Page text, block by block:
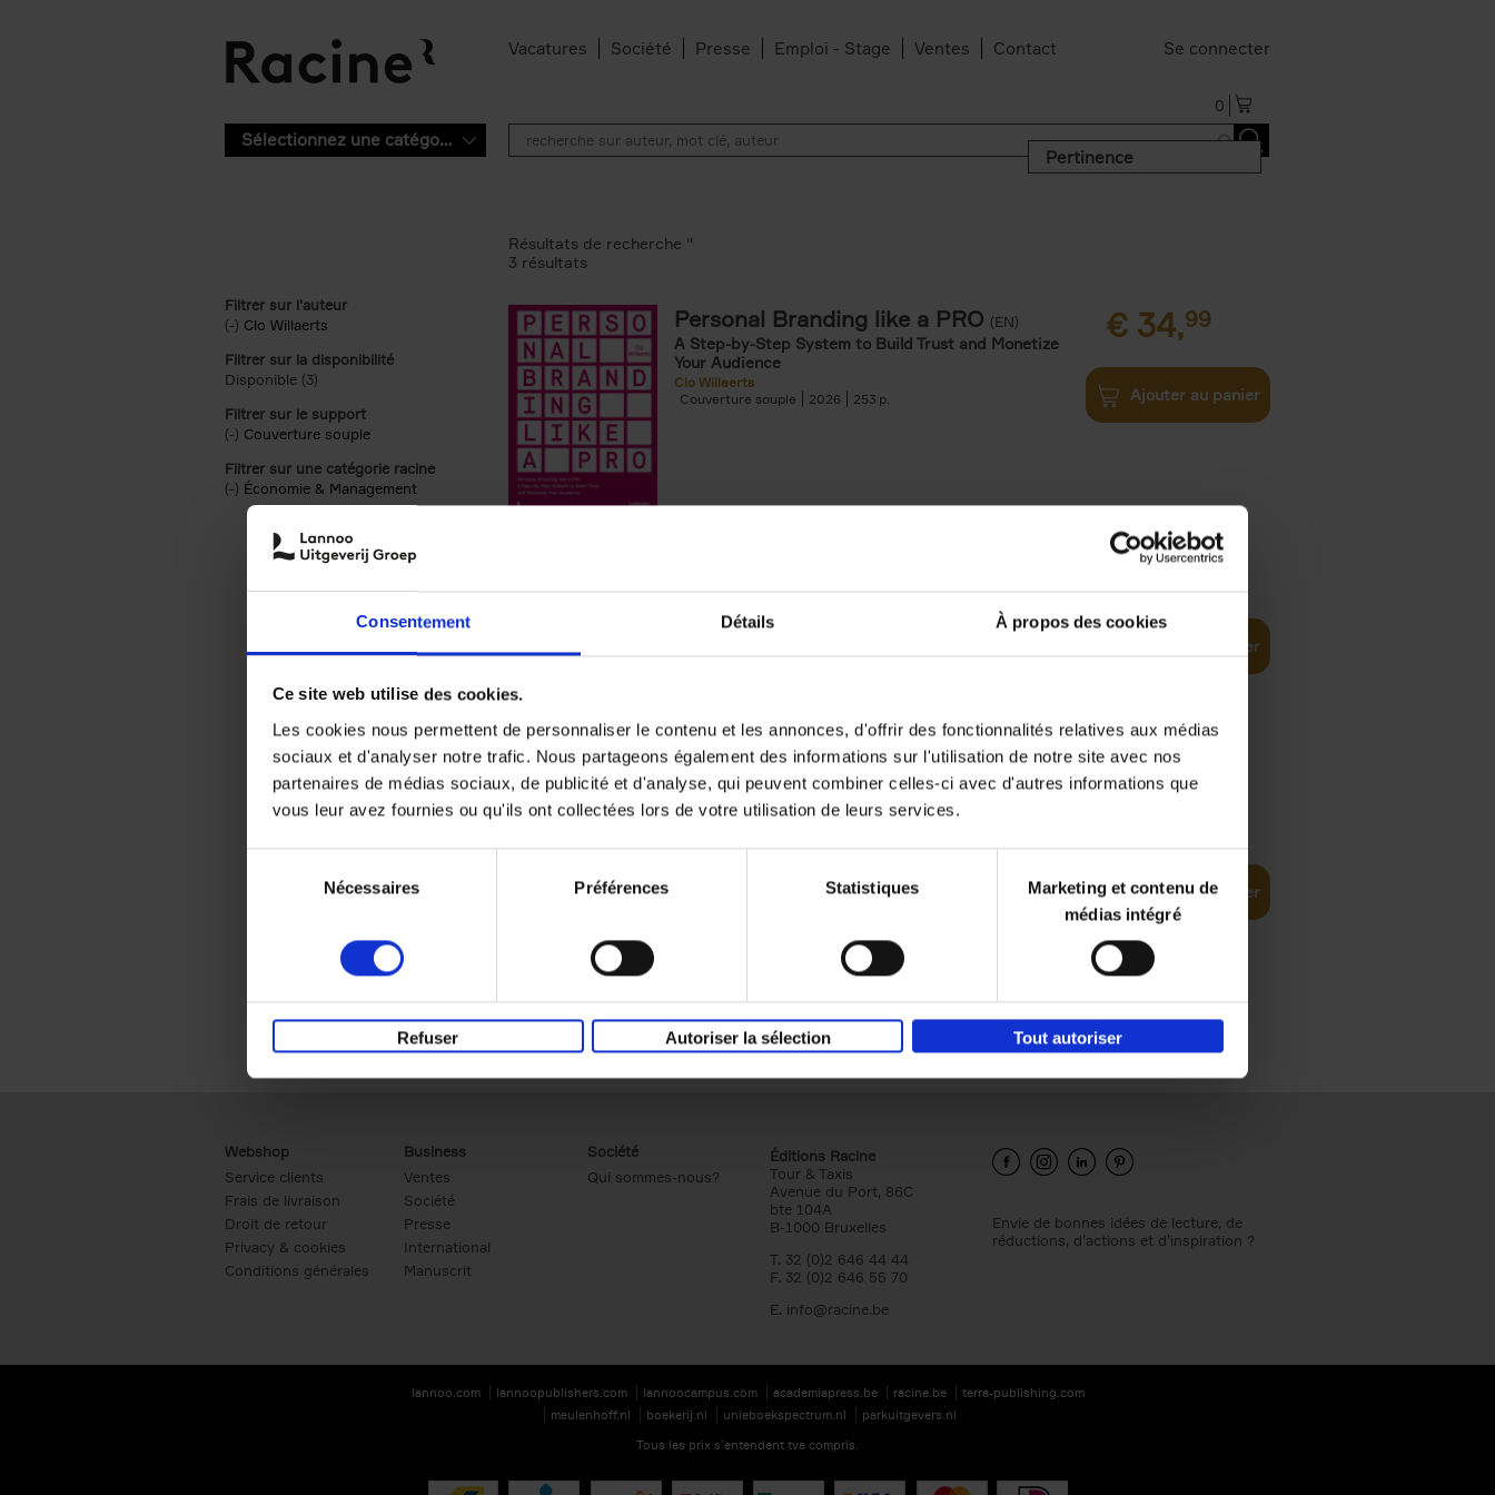
Consentement Détails À propos des cookies
Ce site web utilise des cookies.
Les cookies nous permettent de personnaliser le contenu et les annonces, d'offrir des fonctionnalités relatives aux médias
sociaux et d'analyser notre trafic. Nous partageons également des informations sur l'utilisation de notre site avec nos
partenaires de médias sociaux, de publicité et d'analyse, qui peuvent combiner celles-ci avec d'autres informations que
vous leur avez fournies ou qu'ils ont collectées lors de votre utilisation de leurs services.
Nécessaires Préférences Statistiques
Marketing et contenu de
médias intégré
Refuser Autoriser la sélection Tout autoriser
Vacatures Société Presse Emploi - Stage Ventes Contact Se connecter
0
Sélectionnez une catégorie
Pertinence
Filtrer sur l'auteur
(-) Remove Clo Willaerts filter
Clo Willaerts
Filtrer sur la disponibilité
Disponible (3)
Filtrer sur le support
(-) Remove Couverture souple filter
Couverture souple
Filtrer sur une catégorie racine
(-) Remove Économie & Management filter
Économie & Management
Résultats de recherche ''
3 résultats
Personal Branding like a PRO (EN)
A Step-by-Step System to Build Trust and Monetize
Your Audience
Clo Willaerts
Couverture souple
2026 253
€ 34,99
Ajouter au panier
completely revised edition
Prepare. Run. Optimize.
Couverture souple
2022 226
35,50
Ajouter au panier
Content Marketing like a PRO
2023 352 Ajouter au panier
Webshop
Service clients
Frais de livraison
Droit de retour
Privacy & cookies
Conditions générales
Business
Ventes
Société
Presse
International
Manuscrit
Société
Qui sommes-nous?
Éditions Racine
Tour & Taxis
Avenue du Port, 86C
bte 104A
B-1000 Bruxelles
T. 32 (0)2 646 44 44
F. 32 (0)2 646 55 70
E. info@racine.be
Envie de bonnes idées de lecture, de
réductions, d’actions et d’inspiration ?
lannoo.com lannoopublishers.com lannoocampus.com academiapress.be racine.be
terra-publishing.com
meulenhoff.nl
boekerij.nl unieboekspectrum.nl
parkuitgevers.nl
Tous les prix s’entendent tva compris.